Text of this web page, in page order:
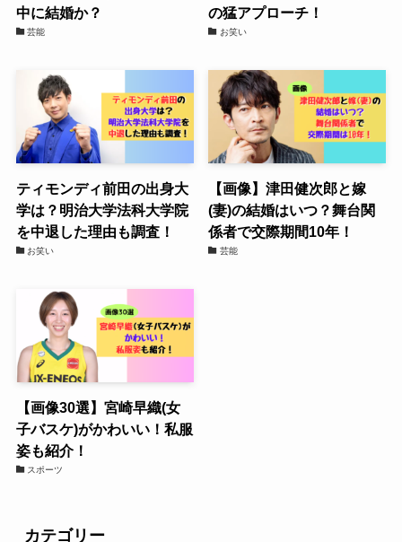
中に結婚か？
芸能
の猛アプローチ！
お笑い
ティモンディ前田の出身大
学は？明治大学法科大学院
を中退した理由も調査！
お笑い
【画像】津田健次郎と嫁
(妻)の結婚はいつ？舞台関
係者で交際期間10年！
芸能
【画像30選】宮崎早織(女
子バスケ)がかわいい！私服
姿も紹介！
スポーツ
カテゴリー